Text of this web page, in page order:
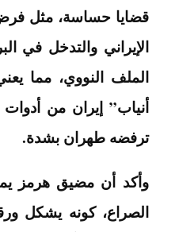
قضايا حساسة، مثل
الإيراني والتدخل في
الملف النووي، مما
أنياب” إيران من أدوات
ترفضه طهران بشدة.
وأكد أن مضيق هرمز
الصراع، كونه يشكل